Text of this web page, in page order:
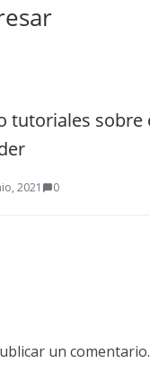
programa
un comentario.